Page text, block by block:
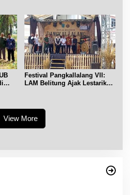
Festival Pangkallalang VII:
LAM Belitung Ajak Lestarikan
View More